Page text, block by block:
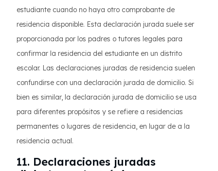
estudiante cuando no haya otro comprobante de
residencia disponible. Esta declaración jurada suele ser
proporcionada por los padres o tutores legales para
confirmar la residencia del estudiante en un distrito
escolar. Las declaraciones juradas de residencia suelen
confundirse con una declaración jurada de domicilio. Si
bien es similar, la declaración jurada de domicilio se usa
para diferentes propósitos y se refiere a residencias
permanentes o lugares de residencia, en lugar de a la
residencia actual.
11. Declaraciones juradas